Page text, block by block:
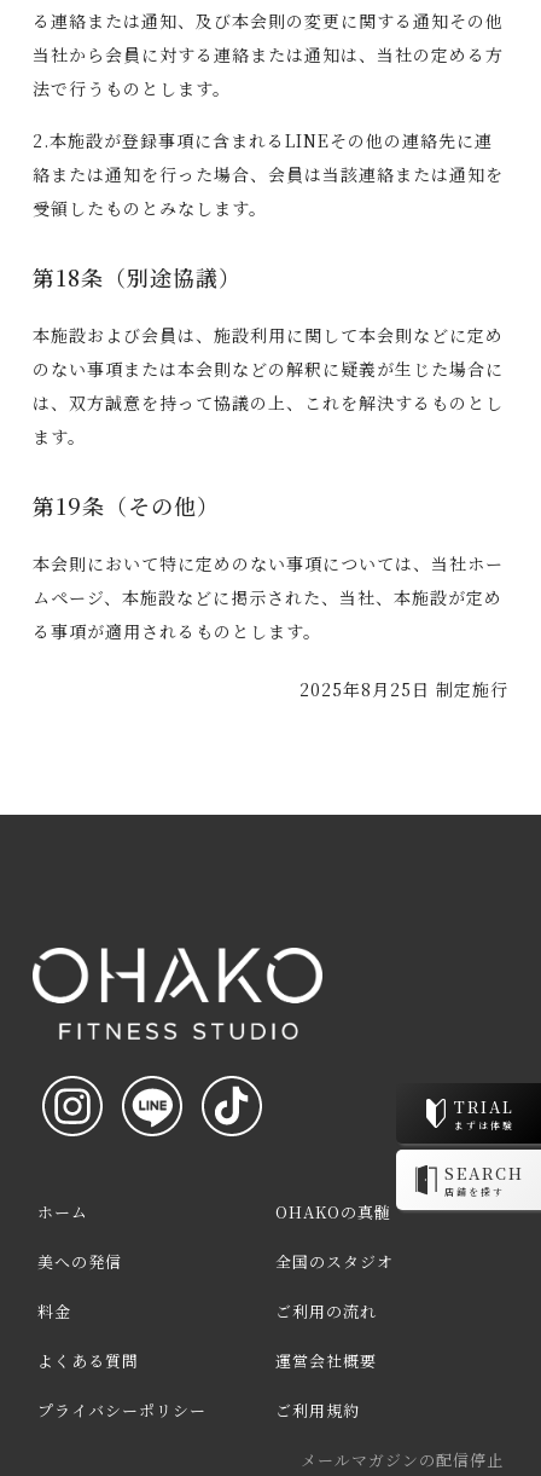
TRIAL
まずは体験
SEARCH
店舗を探す
る連絡または通知、及び本会則の変更に関する通知その他
当社から会員に対する連絡または通知は、当社の定める方
法で行うものとします。
2.本施設が登録事項に含まれるLINEその他の連絡先に連
絡または通知を行った場合、会員は当該連絡または通知を
受領したものとみなします。
第18条（別途協議）
本施設および会員は、施設利用に関して本会則などに定め
のない事項または本会則などの解釈に疑義が生じた場合に
は、双方誠意を持って協議の上、これを解決するものとし
ます。
第19条（その他）
本会則において特に定めのない事項については、当社ホー
ムページ、本施設などに掲示された、当社、本施設が定め
る事項が適用されるものとします。
2025年8月25日 制定施行
ホーム OHAKOの真髄
美への発信 全国のスタジオ
料金 ご利用の流れ
よくある質問 運営会社概要
プライバシーポリシー ご利用規約
メールマガジンの配信停止